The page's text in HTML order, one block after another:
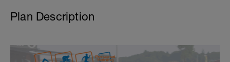
Plan Description